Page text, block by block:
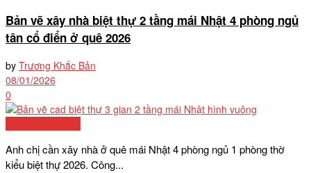
Bản vẽ xây nhà biệt thự 2 tầng mái Nhật 4 phòng ngủ
tân cổ điển ở quê 2026
by Trương Khắc Bản
08/01/2026
0
Anh chị cần xây nhà ở quê mái Nhật 4 phòng ngủ 1 phòng thờ
kiểu biệt thự 2026. Công...